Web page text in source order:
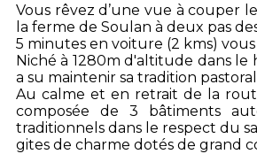
Vous rêvez d’une vue à couper
la ferme de Soulan à deux pas
5 minutes en voiture (2 kms)
Niché à 1280m d'altitude dans
a su maintenir sa tradition
Au calme et en retrait de la
composée de 3 bâtiments
traditionnels dans le respect du
gites de charme dotés de grand